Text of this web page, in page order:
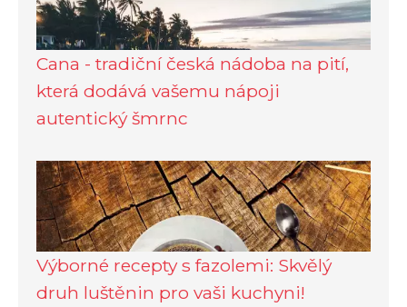
Cana - tradiční česká nádoba na pití,
která dodává vašemu nápoji
autentický šmrnc
Výborné recepty s fazolemi: Skvělý
druh luštěnin pro vaši kuchyni!